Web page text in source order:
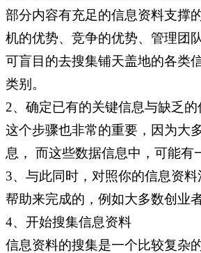
部分内容有充足的信息资料支撑
机的优势、竞争的优势、管理团
可盲目的去搜集铺天盖地的各类
类别。
2、确定已有的关键信息与缺乏
这个步骤也非常的重要，因为大
息， 而这些数据信息中，可能
3、与此同时，对照你的信息资
帮助来完成的，例如大多数创业
4、开始搜集信息资料
信息资料的搜集是一个比较复杂